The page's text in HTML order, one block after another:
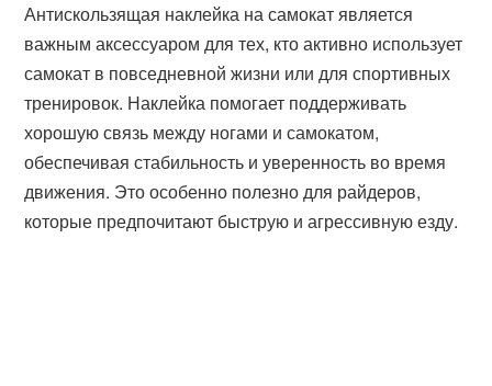
Антискользящая наклейка на самокат является
важным аксессуаром для тех, кто активно использует
самокат в повседневной жизни или для спортивных
тренировок. Наклейка помогает поддерживать
хорошую связь между ногами и самокатом,
обеспечивая стабильность и уверенность во время
движения. Это особенно полезно для райдеров,
которые предпочитают быструю и агрессивную езду.